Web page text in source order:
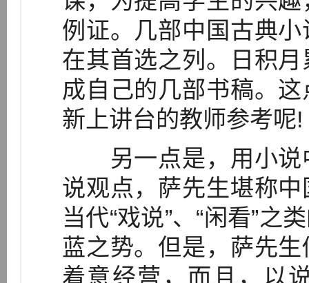
例证。几部中国古典
在其首选之列。日积
成自己的几部书稿。
新上讲台的教师参考呢!
另一点是，用小说
说观点，萨先生堪称
当代“戏说”、“闲看”之
蓝之势。但是，萨先
着意经营，而且，以